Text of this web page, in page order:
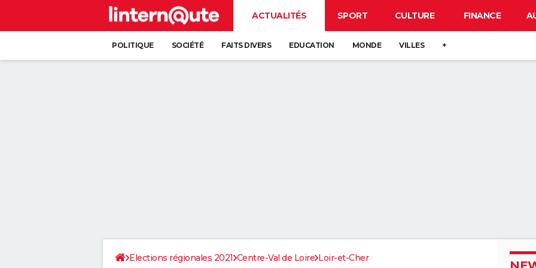
ACTUALITÉS SPORT CULTURE FINANCE
POLITIQUE SOCIÉTÉ FAITS DIVERS EDUCATION MONDE VILLES +
Elections régionales 2021 Centre-Val de Loire Loir-et-Cher